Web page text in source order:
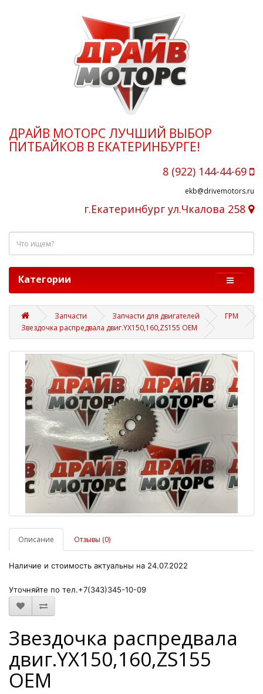
ДРАЙВ МОТОРС ЛУЧШИЙ ВЫБОР
ПИТБАЙКОВ В ЕКАТЕРИНБУРГЕ!
8 (922) 144-44-69
ekb@drivemotors.ru
г.Екатеринбург ул.Чкалова 258
Категории
Запчасти Запчасти для двигателей
ГРМ
Звездочка распредвала двиг.YX150,160,ZS155 OEM
Описание Отзывы (0)
Наличие и стоимость актуальны на 24.07.2022
Уточняйте по тел.+7(343)345-10-09
Звездочка распредвала
двиг.YX150,160,ZS155
OEM